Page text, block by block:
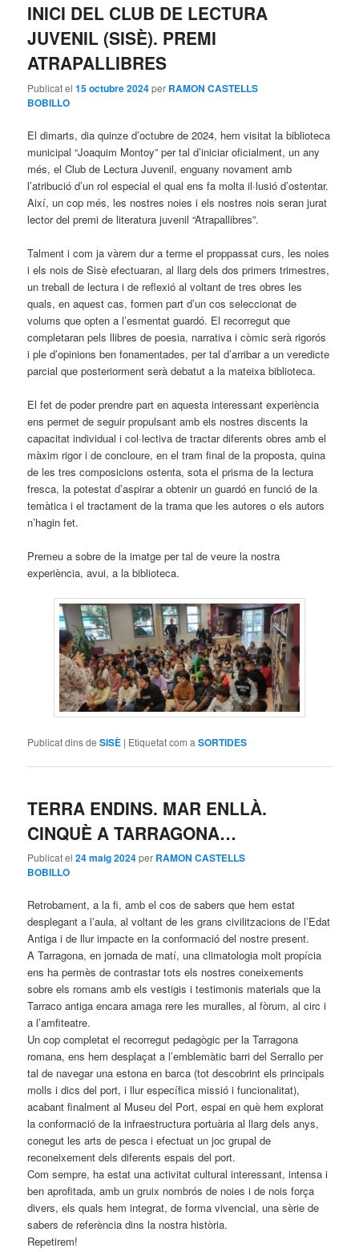
INICI DEL CLUB DE LECTURA
JUVENIL (SISÈ). PREMI
ATRAPALLIBRES
Publicat el15 octubre 2024per RAMON CASTELLS
BOBILLO
El dimarts, dia quinze d’octubre de 2024, hem visitat la biblioteca
municipal “Joaquim Montoy” per tal d’iniciar oficialment, un any
més, el Club de Lectura Juvenil, enguany novament amb
l’atribució d’un rol especial el qual ens fa molta il·lusió d’ostentar.
Així, un cop més, les nostres noies i els nostres nois seran jurat
lector del premi de literatura juvenil “Atrapallibres”.
Talment i com ja vàrem dur a terme el proppassat curs, les noies
i els nois de Sisè efectuaran, al llarg dels dos primers trimestres,
un treball de lectura i de reflexió al voltant de tres obres les
quals, en aquest cas, formen part d’un cos seleccionat de
volums que opten a l’esmentat guardó. El recorregut que
completaran pels llibres de poesia, narrativa i còmic serà rigorós
i ple d’opinions ben fonamentades, per tal d’arribar a un veredicte
parcial que posteriorment serà debatut a la mateixa biblioteca.
El fet de poder prendre part en aquesta interessant experiència
ens permet de seguir propulsant amb els nostres discents la
capacitat individual i col·lectiva de tractar diferents obres amb el
màxim rigor i de concloure, en el tram final de la proposta, quina
de les tres composicions ostenta, sota el prisma de la lectura
fresca, la potestat d’aspirar a obtenir un guardó en funció de la
temàtica i el tractament de la trama que les autores o els autors
n’hagin fet.
Premeu a sobre de la imatge per tal de veure la nostra
experiència, avui, a la biblioteca.
Publicat dins de SISÈ | Etiquetat com a SORTIDES
TERRA ENDINS. MAR ENLLÀ.
CINQUÈ A TARRAGONA…
Publicat el24 maig 2024per RAMON CASTELLS
BOBILLO
Retrobament, a la fi, amb el cos de sabers que hem estat
desplegant a l’aula, al voltant de les grans civilitzacions de l’Edat
Antiga i de llur impacte en la conformació del nostre present.
A Tarragona, en jornada de matí, una climatologia molt propícia
ens ha permès de contrastar tots els nostres coneixements
sobre els romans amb els vestigis i testimonis materials que la
Tarraco antiga encara amaga rere les muralles, al fòrum, al circ i
a l’amfiteatre.
Un cop completat el recorregut pedagògic per la Tarragona
romana, ens hem desplaçat a l’emblemàtic barri del Serrallo per
tal de navegar una estona en barca (tot descobrint els principals
molls i dics del port, i llur específica missió i funcionalitat),
acabant finalment al Museu del Port, espai en què hem explorat
la conformació de la infraestructura portuària al llarg dels anys,
conegut les arts de pesca i efectuat un joc grupal de
reconeixement dels diferents espais del port.
Com sempre, ha estat una activitat cultural interessant, intensa i
ben aprofitada, amb un gruix nombrós de noies i de nois força
divers, els quals hem integrat, de forma vivencial, una sèrie de
sabers de referència dins la nostra història.
Repetirem!